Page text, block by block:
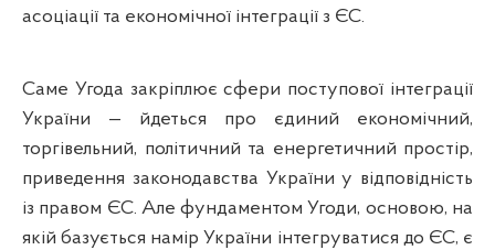
асоціації та економічної інтеграції з ЄС.
Саме Угода закріплює сфери поступової інтеграції
України — йдеться про єдиний економічний,
торгівельний, політичний та енергетичний простір,
приведення законодавства України у відповідність
із правом ЄС. Але фундаментом Угоди, основою, на
якій базується намір України інтегруватися до ЄС, є